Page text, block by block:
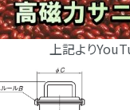
りYouTube動